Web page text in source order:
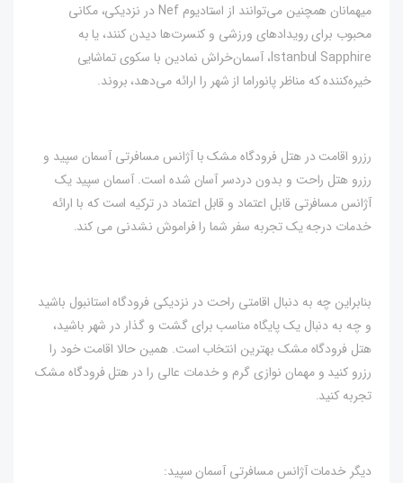
میهمانان همچنین می‌توانند از استادیوم Nef در نزدیکی، مکانی
محبوب برای رویدادهای ورزشی و کنسرت‌ها دیدن کنند، یا به
Istanbul Sapphire، آسمان‌خراش نمادین با سکوی تماشایی
خیره‌کننده که مناظر پانوراما از شهر را ارائه می‌دهد، بروند.
رزرو اقامت در هتل فرودگاه مشک با آژانس مسافرتی آسمان سپید و
رزرو هتل راحت و بدون دردسر آسان شده است. آسمان سپید یک
آژانس مسافرتی قابل اعتماد و قابل اعتماد در ترکیه است که با ارائه
خدمات درجه یک تجربه سفر شما را فراموش نشدنی می کند.
بنابراین چه به دنبال اقامتی راحت در نزدیکی فرودگاه استانبول باشید
و چه به دنبال یک پایگاه مناسب برای گشت و گذار در شهر باشید،
هتل فرودگاه مشک بهترین انتخاب است. همین حالا اقامت خود را
رزرو کنید و مهمان نوازی گرم و خدمات عالی را در هتل فرودگاه مشک
تجربه کنید.
دیگر خدمات آژانس مسافرتی آسمان سپید: